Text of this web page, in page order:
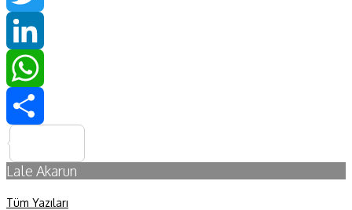
Twitter
LinkedIn
WhatsApp
Lale Akarun
Tüm Yazıları